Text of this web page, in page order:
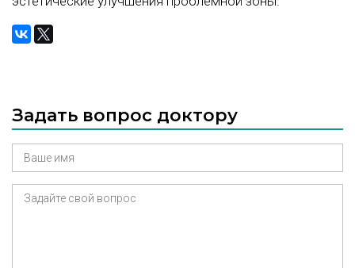
Задать вопрос доктору